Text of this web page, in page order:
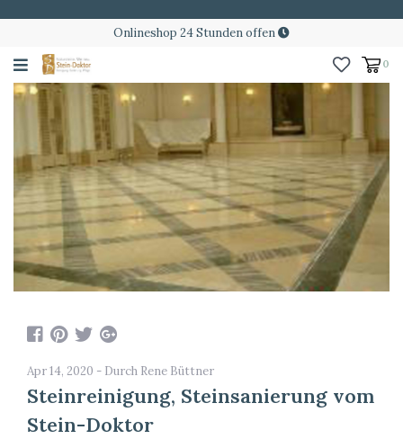
Onlineshop 24 Stunden offen
0
Apr 14, 2020 - Durch Rene Büttner
Steinreinigung, Steinsanierung vom
Stein-Doktor